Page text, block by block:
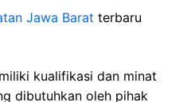
Jawa Barat terbaru
kualifikasi dan minat
dibutuhkan oleh pihak